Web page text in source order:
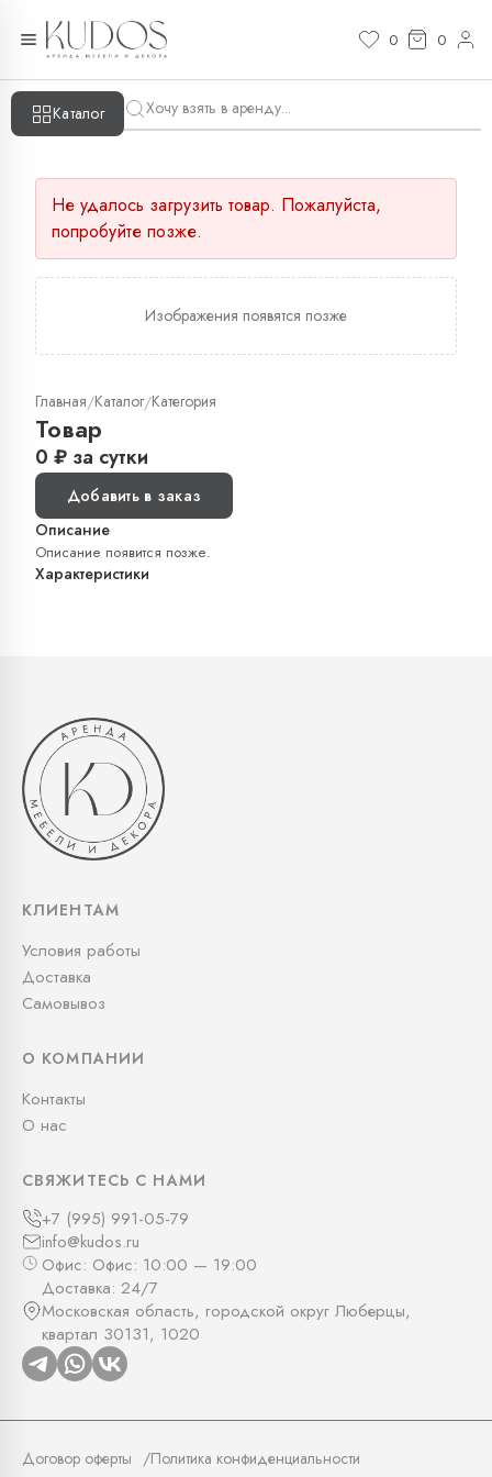
0 0
Каталог
Не удалось загрузить товар. Пожалуйста,
попробуйте позже.
Изображения появятся позже
Главная/Каталог/Категория
Товар
0 ₽ за сутки
Добавить в заказ
Описание
Описание появится позже.
Характеристики
КЛИЕНТАМ
Условия работы
Доставка
Самовывоз
О КОМПАНИИ
Контакты
О нас
СВЯЖИТЕСЬ С НАМИ
+7 (995) 991-05-79
info@kudos.ru
Офис: Офис: 10:00 — 19:00
Доставка: 24/7
Московская область, городской округ Люберцы,
квартал 30131, 1020
Договор оферты Политика конфиденциальности